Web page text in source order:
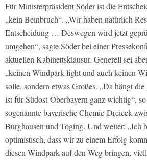
Für Ministerpräsident Söder ist die
„kein Beinbruch“. „Wir haben natürlich
Entscheidung … Deswegen wird jetzt
umgehen“, sagte Söder bei einer
aktuellen Kabinettsklausur. Generell sei
„keinen Windpark light und auch keinen
solle, sondern etwas Großes. „Da hängt
ist für Südost-Oberbayern ganz wichtig“,
sogenannte bayerische Chemie-Dreieck
Burghausen und Töging. Und weiter: „Ich
optimistisch, dass wir zu einem Erfolg
diesen Windpark auf den Weg bringen,